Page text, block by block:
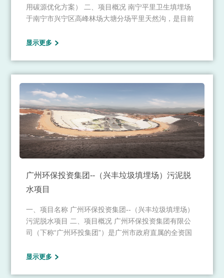
用碳源优化方案） 二、项目概况 南宁平里卫生填埋场
于南宁市兴宁区高峰林场大塘分场平里天然沟，是目前
责接收南宁市生活垃圾焚烧经固化处理的飞灰和生活垃
填埋。
显示更多
广州环保投资集团--（兴丰垃圾填埋场）污泥脱
水项目
一、项目名称 广州环保投资集团--（兴丰垃圾填埋场）
污泥脱水项目 二、项目概况 广州环保投资集团有限公
司（下称“广州环投集团”）是广州市政府直属的全资国
源生产、固废资源再生、智慧环卫服务、环保装备制
显示更多